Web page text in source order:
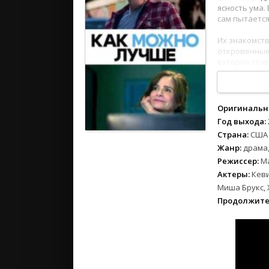
2023
2021
СССР
ясность
сам
Их
новую
лучшее,
Год выхода:
Страна: США
Жанр:
Режиссер:
Актеры:
Миша Брукс,